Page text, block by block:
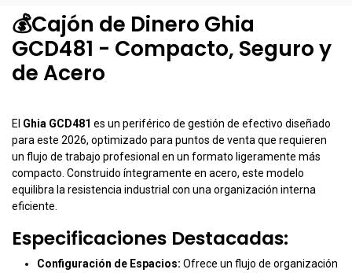
💰Cajón de Dinero Ghia
GCD481 - Compacto, Seguro y
de Acero
El Ghia GCD481 es un periférico de gestión de efectivo diseñado
para este 2026, optimizado para puntos de venta que requieren
un flujo de trabajo profesional en un formato ligeramente más
compacto. Construido íntegramente en acero, este modelo
equilibra la resistencia industrial con una organización interna
eficiente.
Especificaciones Destacadas:
Configuración de Espacios: Ofrece un flujo de organización